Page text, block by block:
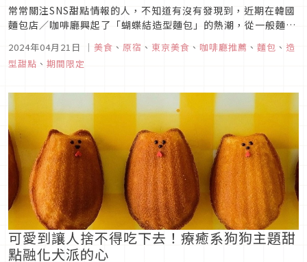
常常關注SNS甜點情報的人，不知道有沒有發現到，近期在韓國
麵包店／咖啡廳興起了「蝴蝶結造型麵包」的熱潮，從一般麵包
而現在日本也能吃到韓國這款爆紅的「蝴蝶結麵包」啦～就在位
於東京明治神宮前的咖啡廳「旬" 喫茶パンエス」，想要一嚐蝴
2024年04月21日 ｜ 美食 、 原宿 、 東京美食 、 咖啡廳推薦 、 麵包 、 造
型甜點 、 期間限定
可愛到讓人捨不得吃下去！療癒系狗狗主題甜
點融化犬派的心